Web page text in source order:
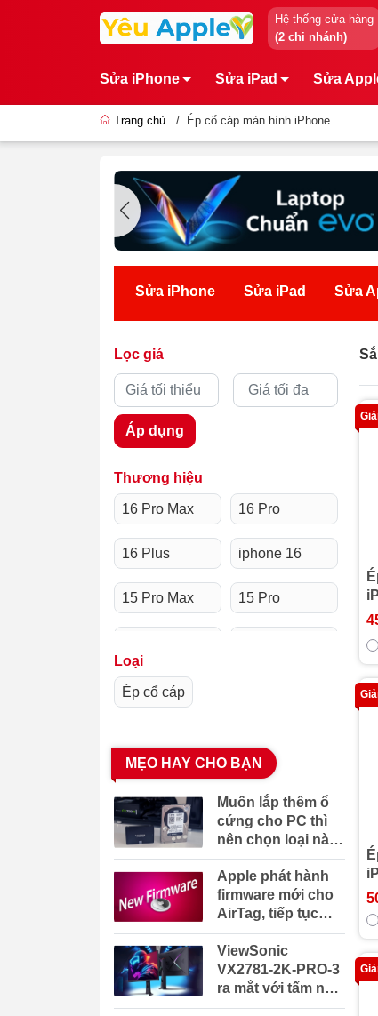
Hệ thống cửa hàng
(2 chi nhánh)
Sửa iPhone Sửa iPad Sửa
Trang chủ / Ép cổ cáp màn hình iPhone
Sửa iPhone Sửa iPad Sửa
Lọc giá
Áp dụng
Thương hiệu
16 Pro Max 16 Pro
16 Plus iphone 16
15 Pro Max 15 Pro
14 Pro Max
13 Pro Max 13 Pro
13 mini iPhone 13
12 Pro Max 12 Pro
12 Mini iPhone 12
11 Pro Max 11 Pro
iphone 11 XS Max
Loại
Ép cổ cáp
MẸO HAY CHO BẠN
Muốn lắp thêm ổ
cứng cho PC thì
nên chọn loại nào
tốt nhất?
Apple phát hành
firmware mới cho
AirTag, tiếp tục
sửa lỗi và cải thiện
hiệu năng
ViewSonic
VX2781-2K-PRO-3
ra mắt với tấm nền
2K 240Hz, hiển thị